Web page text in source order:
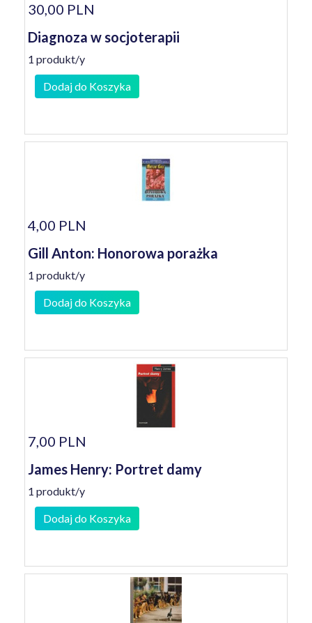
30,00 PLN
Diagnoza w socjoterapii
1 produkt/y
Dodaj do Koszyka
4,00 PLN
Gill Anton: Honorowa porażka
1 produkt/y
Dodaj do Koszyka
7,00 PLN
James Henry: Portret damy
1 produkt/y
Dodaj do Koszyka